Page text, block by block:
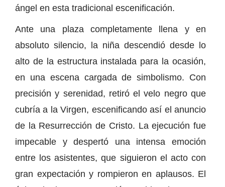
ángel en esta tradicional escenificación.
Ante una plaza completamente llena y en
absoluto silencio, la niña descendió desde lo
alto de la estructura instalada para la ocasión,
en una escena cargada de simbolismo. Con
precisión y serenidad, retiró el velo negro que
cubría a la Virgen, escenificando así el anuncio
de la Resurrección de Cristo. La ejecución fue
impecable y despertó una intensa emoción
entre los asistentes, que siguieron el acto con
gran expectación y rompieron en aplausos. El